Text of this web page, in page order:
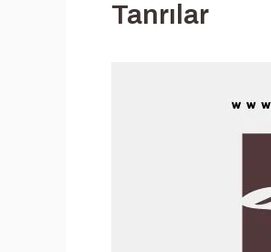
Tanrılar